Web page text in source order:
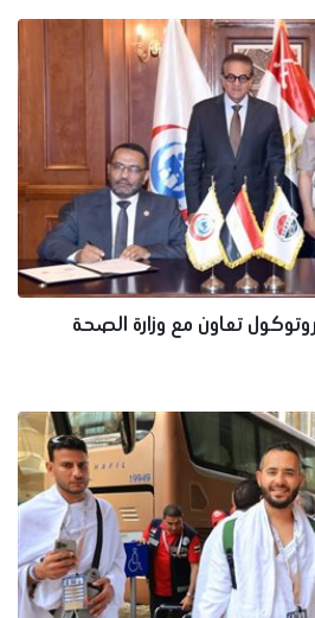
تعاون مع وزارة الصحة